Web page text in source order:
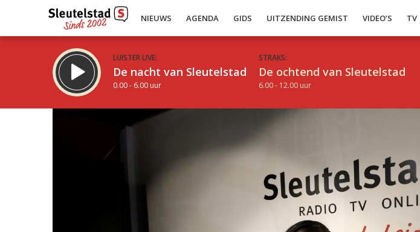
NIEUWS AGENDA GIDS UITZENDING GEMIST VIDEO’S TV
LUISTER LIVE:
De nacht van Sleutelstad
0.00 - 6.00 uur
STRAKS:
De ochtend van Sleutelstad
6.00 - 12.00 uur